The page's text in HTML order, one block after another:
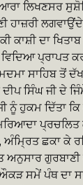
ਲਿਖਣਸਰ
ਹਾਜ਼ਰੀ
ਕਾਸ਼ੀ ਦਾ
ਪ੍ਰਾਪਤ
ਸਾਹਿਬ ਤੋਂ
ਦੀਪ ਸਿੰਘ ਜੀ ਦੇ
ਨੂੰ ਹੁਕਮ ਦਿੱਤਾ
ਅੰਮ੍ਰਿਤ ਛਕਾ ਕੇ
ਅਨੁਸਾਰ
ਸਮੇਂ ਪੰਥ ਦਾ